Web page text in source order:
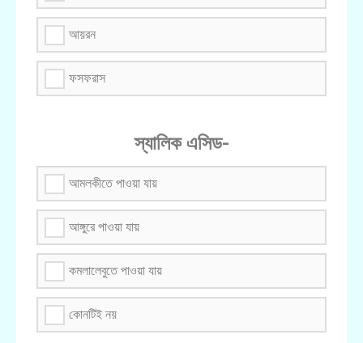
আয়রন
ফসফরাস
স্যালিক এসিড-
আমলকীতে পাওয়া যায়
আঙ্গুরে পাওয়া যায়
কমলালেবুতে পাওয়া যায়
কোনটিই নয়